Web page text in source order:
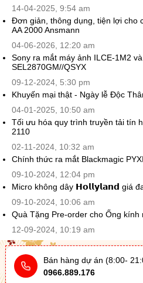
14-04-2025, 9:54 am
Đơn giản, thông dụng, tiện lợi cho
AA 2000 Ansmann
04-06-2026, 12:20 am
Sony ra mắt máy ảnh ILCE-1M2
SEL2870GM//QSYX
09-12-2024, 5:30 pm
Khuyến mại thật - Ngày lễ Độc
04-01-2025, 10:50 am
Tối ưu hóa quy trình truyền tải tín
2110
02-11-2024, 10:32 am
Chính thức ra mắt Blackmagic
09-10-2024, 12:04 pm
Micro không dây 𝗛𝗼𝗹𝗹𝘆𝗹𝗮𝗻𝗱 giá
09-10-2024, 10:06 am
Quà Tặng Pre-order cho Ống kính
12-09-2024, 10:19 am
Bán hàng dự án (8:00-
0966.889.176